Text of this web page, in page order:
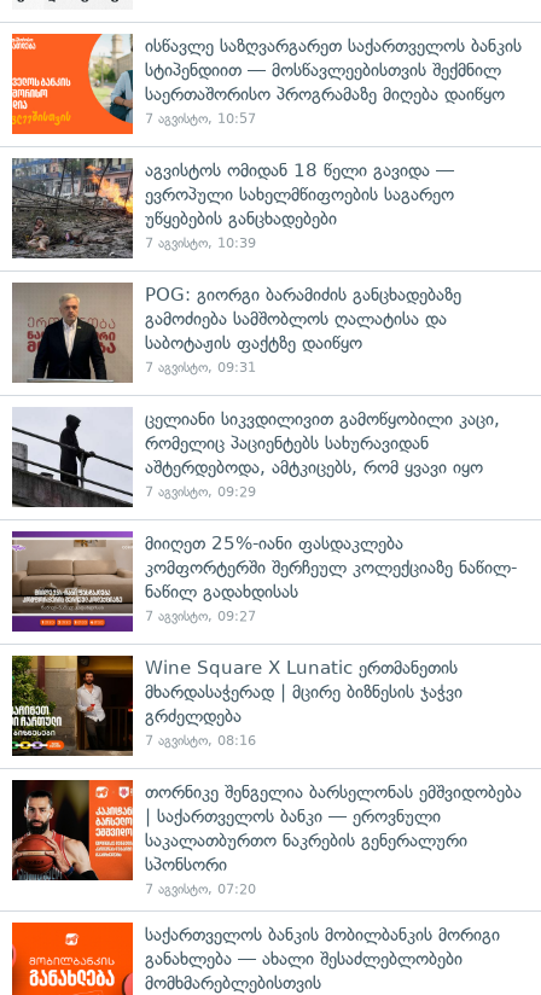
ისწავლე საზღვარგარეთ საქართველოს ბანკის
სტიპენდიით — მოსწავლეებისთვის შექმნილ
საერთაშორისო პროგრამაზე მიღება დაიწყო
7 აგვისტო, 10:57
აგვისტოს ომიდან 18 წელი გავიდა —
ევროპული სახელმწიფოების საგარეო
უწყებების განცხადებები
7 აგვისტო, 10:39
POG: გიორგი ბარამიძის განცხადებაზე
გამოძიება სამშობლოს ღალატისა და
საბოტაჟის ფაქტზე დაიწყო
7 აგვისტო, 09:31
ცელიანი სიკვდილივით გამოწყობილი კაცი,
რომელიც პაციენტებს სახურავიდან
აშტერდებოდა, ამტკიცებს, რომ ყვავი იყო
7 აგვისტო, 09:29
მიიღეთ 25%-იანი ფასდაკლება
კომფორტერში შერჩეულ კოლექციაზე ნაწილ-
ნაწილ გადახდისას
7 აგვისტო, 09:27
Wine Square X Lunatic ერთმანეთის
მხარდასაჭერად | მცირე ბიზნესის ჯაჭვი
გრძელდება
7 აგვისტო, 08:16
თორნიკე შენგელია ბარსელონას ემშვიდობება
| საქართველოს ბანკი — ეროვნული
საკალათბურთო ნაკრების გენერალური
სპონსორი
7 აგვისტო, 07:20
საქართველოს ბანკის მობილბანკის მორიგი
განახლება — ახალი შესაძლებლობები
მომხმარებლებისთვის